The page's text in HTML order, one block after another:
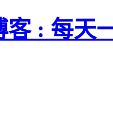
客 : 每天